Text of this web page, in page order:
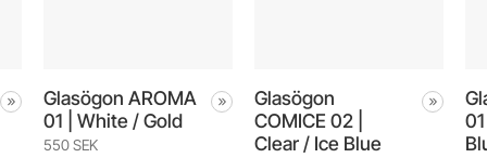
Glasögon AROMA
01 | White / Gold
550 SEK
Glasögon
COMICE 02 |
Clear / Ice Blue